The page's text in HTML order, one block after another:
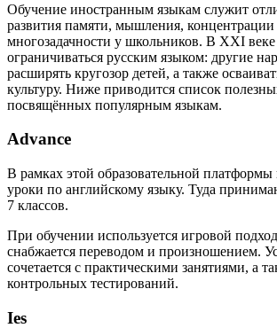
Обучение иностранным языкам служит
развития памяти, мышления, концентрации
многозадачности у школьников. В XXI веке
ограничиваться русским языком: другие
расширять кругозор детей, а также
культуру. Ниже приводится список
посвящённых популярным языкам.
Advance
В рамках этой образовательной платформы
уроки по английскому языку. Туда
7 классов.
При обучении используется игровой
снабжается переводом и произношением.
сочетается с практическими занятиями, а
контрольных тестирований.
Ies